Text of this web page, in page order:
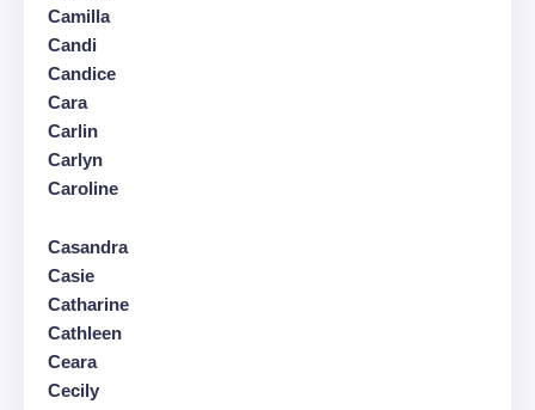
Camilla
Candi
Candice
Cara
Carlin
Carlyn
Caroline
Casandra
Casie
Catharine
Cathleen
Ceara
Cecily